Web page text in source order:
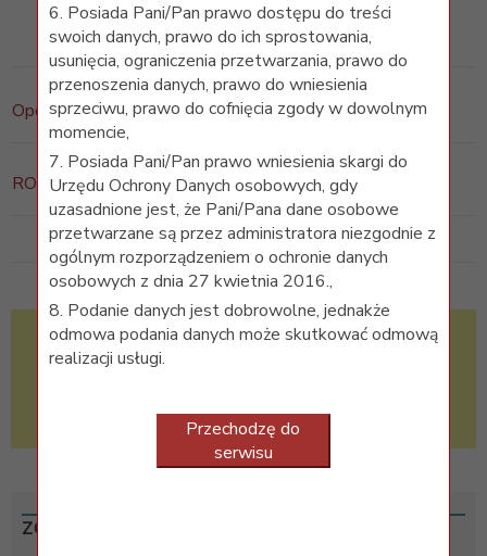
OpenDOAR / akademickie repozytoria Open Access
ROAR / Registry of Open Access Repositories
Informacja Naukowa:
ZOBACZ TEŻ
6. Posiada Pani/Pan prawo dostępu do treści
swoich danych, prawo do ich sprostowania,
usunięcia, ograniczenia przetwarzania, prawo do
przenoszenia danych, prawo do wniesienia
sprzeciwu, prawo do cofnięcia zgody w dowolnym
momencie,
7. Posiada Pani/Pan prawo wniesienia skargi do
Urzędu Ochrony Danych osobowych, gdy
uzasadnione jest, że Pani/Pana dane osobowe
przetwarzane są przez administratora niezgodnie z
ogólnym rozporządzeniem o ochronie danych
osobowych z dnia 27 kwietnia 2016.,
8. Podanie danych jest dobrowolne, jednakże
odmowa podania danych może skutkować odmową
realizacji usługi.
Przechodzę do
serwisu